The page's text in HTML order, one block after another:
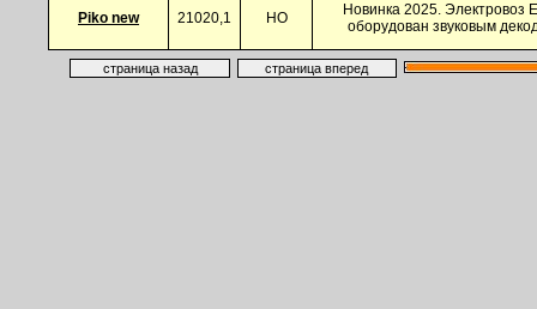
Piko new 21020,1 HO
Новинка 2025. Электровоз
оборудован звуковым